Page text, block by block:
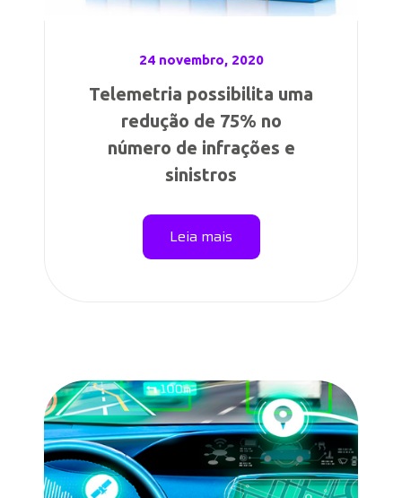
24 novembro, 2020
Telemetria possibilita uma
redução de 75% no
número de infrações e
sinistros
Leia mais